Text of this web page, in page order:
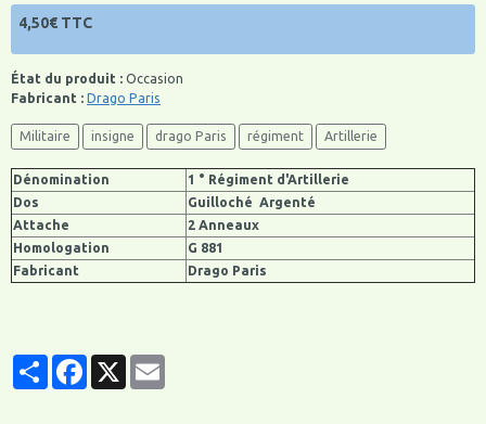
4,50€ TTC
État du produit : Occasion
Fabricant : Drago Paris
Militaire insigne drago Paris régiment Artillerie
Dénomination
1 ° Régiment d'Artillerie
Dos
Guilloché Argenté
Attache
2 Anneaux
Homologation
G 881
Fabricant
Drago Paris
PartagerFacebook